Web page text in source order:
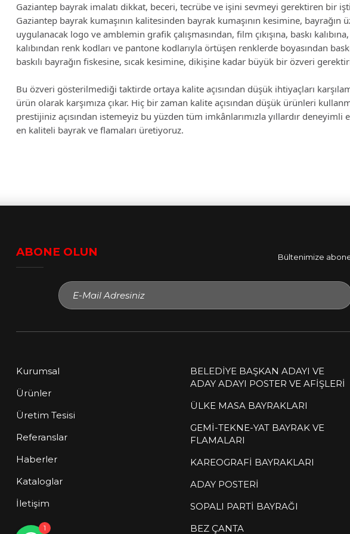
Gaziantep bayrak imalatı dikkat, beceri, tecrübe ve işini sevmeyi gerektiren bir
Gaziantep bayrak kumaşının kalitesinden bayrak kumaşının kesimine, bayrağın
uygulanacak logo ve amblemin grafik çalışmasından, film çıkışına, baskı kalıbına,
kalıbından renk kodları ve pantone kodlarıyla örtüşen renklerde boyasından
baskılı bayrağın fiskesine, sıcak kesimine, dikişine kadar büyük bir özveri
Bu özveri gösterilmediği taktirde ortaya kalite açısından düşük ihtiyaçları
ürün olarak karşımıza çıkar. Hiç bir zaman kalite açısından düşük ürünleri
prestijiniz açısından istemeyiz bu yüzden tüm imkânlarımızla yıllardır deneyimli
en kaliteli bayrak ve flamaları üretiyoruz.
ABONE OLUN Bültenimize
Kurumsal
Ürünler
Üretim Tesisi
Referanslar
Haberler
Kataloglar
İletişim
BELEDİYE BAŞKAN ADAYI VE
ADAY ADAYI POSTER VE AFİŞLERİ
ÜLKE MASA BAYRAKLARI
GEMİ-TEKNE-YAT BAYRAK VE
FLAMALARI
KAREOGRAFİ BAYRAKLARI
ADAY POSTERİ
SOPALI PARTİ BAYRAĞI
BEZ ÇANTA
1
Müşteri Temsilcisi
Sitemize hoş geldiniz! Size nasıl
yardımcı olabilirim?